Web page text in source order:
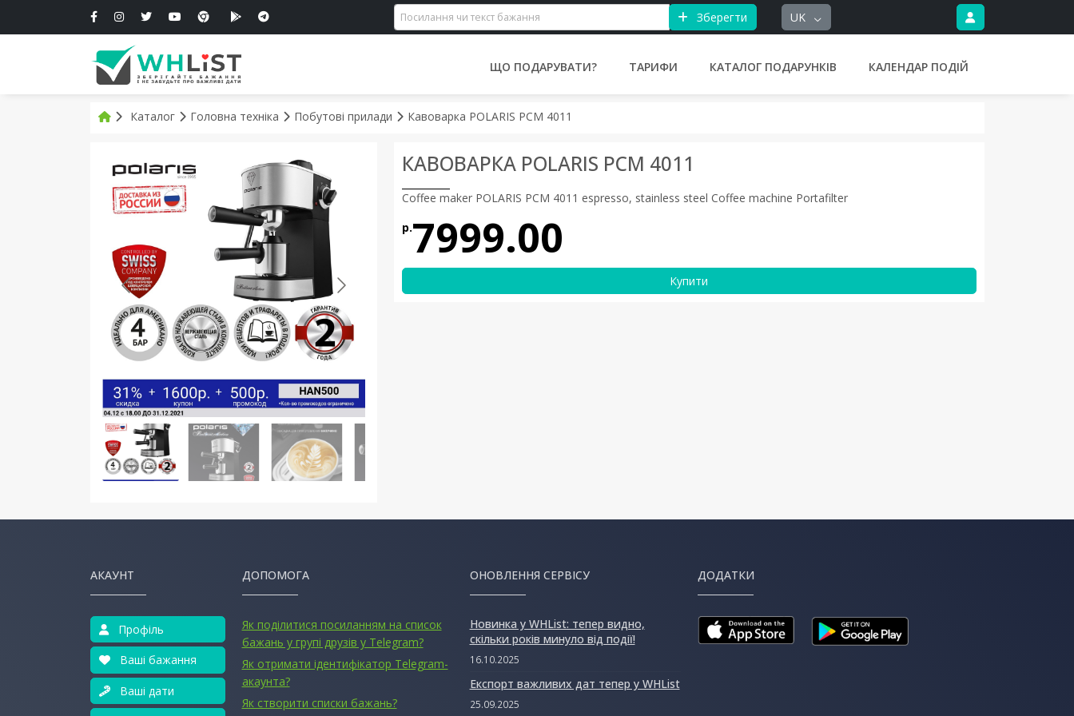
Зберегти UK
ЩО ПОДАРУВАТИ? ТАРИФИ КАТАЛОГ ПОДАРУНКІВ КАЛЕНДАР ПОДІЙ
Каталог Головна техніка Побутові прилади Кавоварка POLARIS PCM 4011
КАВОВАРКА POLARIS PCM 4011
Coffee maker POLARIS PCM 4011 espresso, stainless steel Coffee machine Portafilter
р.7999.00
Купити
АКАУНТ
Профіль
Ваші бажання
Ваші дати
ДОПОМОГА
Як поділитися посиланням на список
бажань у групі друзів у Telegram?
Як отримати ідентифікатор Telegram-
акаунта?
Як створити списки бажань?
ОНОВЛЕННЯ СЕРВІСУ
Новинка у WHList: тепер видно,
скільки років минуло від події!
16.10.2025
Експорт важливих дат тепер у WHList
25.09.2025
ДОДАТКИ